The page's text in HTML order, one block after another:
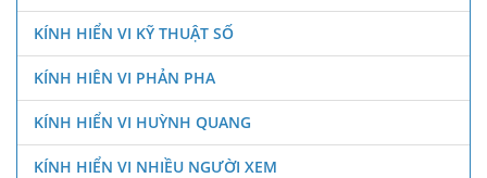
KÍNH HIỂN VI KỸ THUẬT SỐ
KÍNH HIÊN VI PHẢN PHA
KÍNH HIỂN VI HUỲNH QUANG
KÍNH HIỂN VI NHIỀU NGƯỜI XEM